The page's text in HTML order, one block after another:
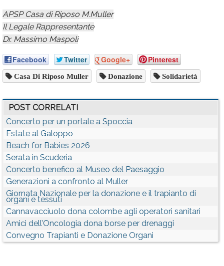
APSP Casa di Riposo M.Muller
Il Legale Rappresentante
Dr. Massimo Maspoli
Facebook Twitter Google+ Pinterest
Casa Di Riposo Muller Donazione Solidarietà
POST CORRELATI
Concerto per un portale a Spoccia
Estate al Galoppo
Beach for Babies 2026
Serata in Scuderia
Concerto benefico al Museo del Paesaggio
Generazioni a confronto al Muller
Giornata Nazionale per la donazione e il trapianto di
organi e tessuti
Cannavacciuolo dona colombe agli operatori sanitari
Amici dell’Oncologia dona borse per drenaggi
Convegno Trapianti e Donazione Organi